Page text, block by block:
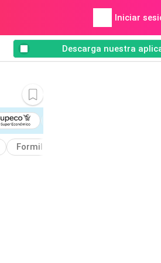
Iniciar
Descarga nuestra
Formil